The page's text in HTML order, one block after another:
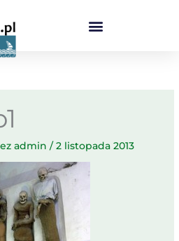
admin/2 listopada 2013